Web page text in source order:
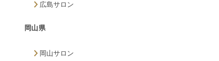
広島サロン
岡山県
岡山サロン